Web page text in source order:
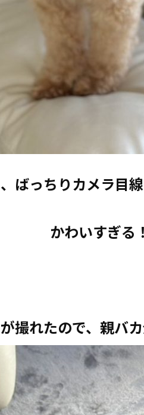
ばっちりカメラ目
かわいすぎる
撮れたので、親バ